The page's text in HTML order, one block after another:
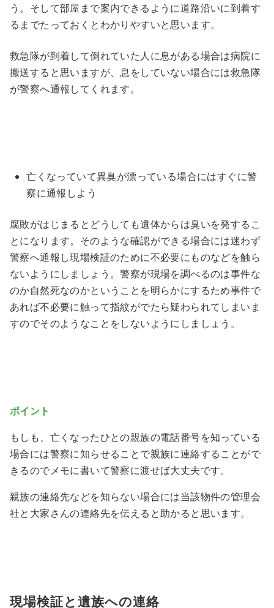
う。そして部屋まで案内できるように道路沿いに到着す
るまでたっておくとわかりやすいと思います。
救急隊が到着して倒れていた人に息がある場合は病院に
搬送すると思いますが、息をしていない場合には救急隊
が警察へ通報してくれます。
亡くなっていて異臭が漂っている場合にはすぐに警
察に通報しよう
腐敗がはじまるとどうしても遺体からは臭いを発するこ
とになります。そのような確認ができる場合には迷わず
警察へ通報し現場検証のために不必要にものなどを触ら
ないようにしましょう。警察が現場を調べるのは事件な
のか自然死なのかということを明らかにするため事件で
あれば不必要に触って指紋がでたら疑わられてしまいま
すのでそのようなことをしないようにしましょう。
ポイント
もしも、亡くなったひとの親族の電話番号を知っている
場合には警察に知らせることで親族に連絡することがで
きるのでメモに書いて警察に渡せば大丈夫です。
親族の連絡先などを知らない場合には当該物件の管理会
社と大家さんの連絡先を伝えると助かると思います。
現場検証と遺族への連絡